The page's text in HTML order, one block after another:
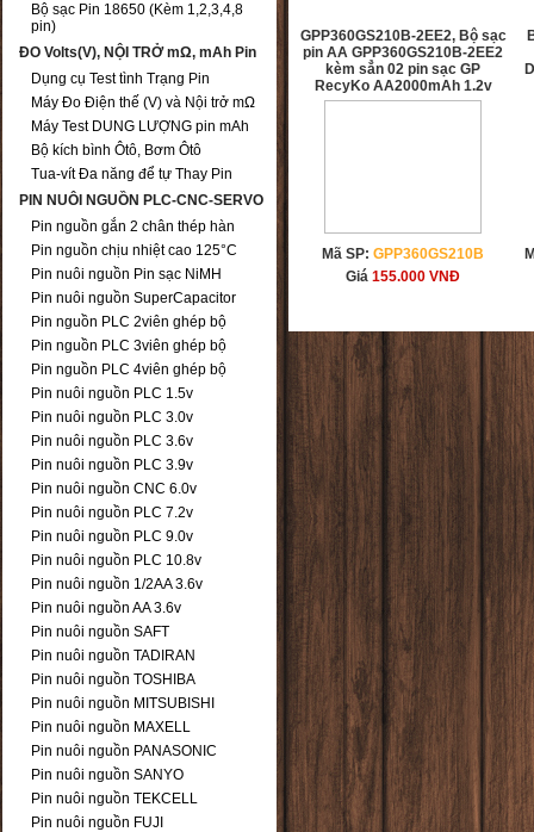
Bộ sạc Pin 18650 (Kèm 1,2,3,4,8
pin)
ĐO Volts(V), NỘI TRỞ mΩ, mAh Pin
Dụng cụ Test tình Trạng Pin
Máy Đo Điện thế (V) và Nội trở mΩ
Máy Test DUNG LƯỢNG pin mAh
Bộ kích bình Ôtô, Bơm Ôtô
Tua-vít Đa năng để tự Thay Pin
PIN NUÔI NGUỒN PLC-CNC-SERVO
Pin nguồn gắn 2 chân thép hàn
Pin nguồn chịu nhiệt cao 125°C
Pin nuôi nguồn Pin sạc NiMH
Pin nuôi nguồn SuperCapacitor
Pin nguồn PLC 2viên ghép bộ
Pin nguồn PLC 3viên ghép bộ
Pin nguồn PLC 4viên ghép bộ
Pin nuôi nguồn PLC 1.5v
Pin nuôi nguồn PLC 3.0v
Pin nuôi nguồn PLC 3.6v
Pin nuôi nguồn PLC 3.9v
Pin nuôi nguồn CNC 6.0v
Pin nuôi nguồn PLC 7.2v
Pin nuôi nguồn PLC 9.0v
Pin nuôi nguồn PLC 10.8v
Pin nuôi nguồn 1/2AA 3.6v
Pin nuôi nguồn AA 3.6v
Pin nuôi nguồn SAFT
Pin nuôi nguồn TADIRAN
Pin nuôi nguồn TOSHIBA
Pin nuôi nguồn MITSUBISHI
Pin nuôi nguồn MAXELL
Pin nuôi nguồn PANASONIC
Pin nuôi nguồn SANYO
Pin nuôi nguồn TEKCELL
Pin nuôi nguồn FUJI
GPP360GS210B-2EE2, Bộ sạc
pin AA GPP360GS210B-2EE2
kèm sẳn 02 pin sạc GP
RecyKo AA2000mAh 1.2v
Mã SP:GPP360GS210B
Giá155.000VNĐ